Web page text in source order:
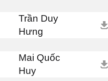
Trần Duy
Hưng
Mai Quốc
Huy